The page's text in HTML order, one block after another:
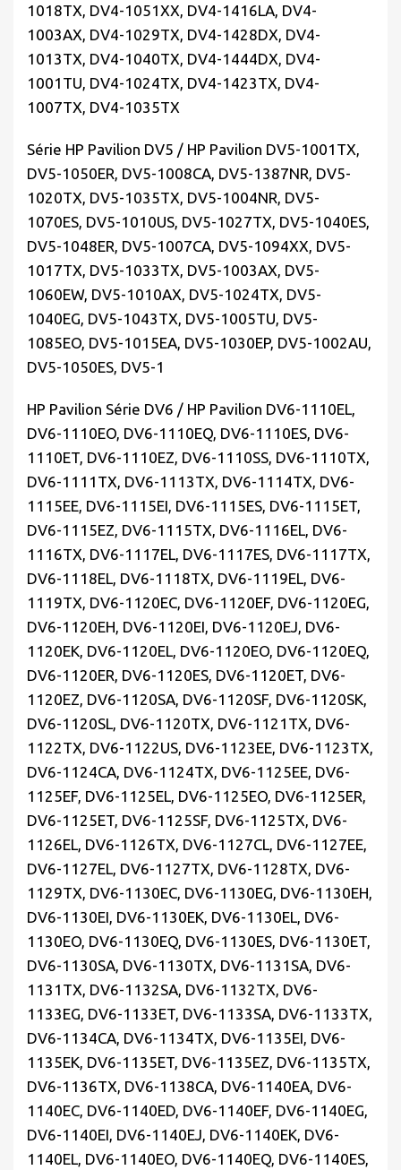
1018TX, DV4-1051XX, DV4-1416LA, DV4-
1003AX, DV4-1029TX, DV4-1428DX, DV4-
1013TX, DV4-1040TX, DV4-1444DX, DV4-
1001TU, DV4-1024TX, DV4-1423TX, DV4-
1007TX, DV4-1035TX
Série HP Pavilion DV5 / HP Pavilion DV5-1001TX,
DV5-1050ER, DV5-1008CA, DV5-1387NR, DV5-
1020TX, DV5-1035TX, DV5-1004NR, DV5-
1070ES, DV5-1010US, DV5-1027TX, DV5-1040ES,
DV5-1048ER, DV5-1007CA, DV5-1094XX, DV5-
1017TX, DV5-1033TX, DV5-1003AX, DV5-
1060EW, DV5-1010AX, DV5-1024TX, DV5-
1040EG, DV5-1043TX, DV5-1005TU, DV5-
1085EO, DV5-1015EA, DV5-1030EP, DV5-1002AU,
DV5-1050ES, DV5-1
HP Pavilion Série DV6 / HP Pavilion DV6-1110EL,
DV6-1110EO, DV6-1110EQ, DV6-1110ES, DV6-
1110ET, DV6-1110EZ, DV6-1110SS, DV6-1110TX,
DV6-1111TX, DV6-1113TX, DV6-1114TX, DV6-
1115EE, DV6-1115EI, DV6-1115ES, DV6-1115ET,
DV6-1115EZ, DV6-1115TX, DV6-1116EL, DV6-
1116TX, DV6-1117EL, DV6-1117ES, DV6-1117TX,
DV6-1118EL, DV6-1118TX, DV6-1119EL, DV6-
1119TX, DV6-1120EC, DV6-1120EF, DV6-1120EG,
DV6-1120EH, DV6-1120EI, DV6-1120EJ, DV6-
1120EK, DV6-1120EL, DV6-1120EO, DV6-1120EQ,
DV6-1120ER, DV6-1120ES, DV6-1120ET, DV6-
1120EZ, DV6-1120SA, DV6-1120SF, DV6-1120SK,
DV6-1120SL, DV6-1120TX, DV6-1121TX, DV6-
1122TX, DV6-1122US, DV6-1123EE, DV6-1123TX,
DV6-1124CA, DV6-1124TX, DV6-1125EE, DV6-
1125EF, DV6-1125EL, DV6-1125EO, DV6-1125ER,
DV6-1125ET, DV6-1125SF, DV6-1125TX, DV6-
1126EL, DV6-1126TX, DV6-1127CL, DV6-1127EE,
DV6-1127EL, DV6-1127TX, DV6-1128TX, DV6-
1129TX, DV6-1130EC, DV6-1130EG, DV6-1130EH,
DV6-1130EI, DV6-1130EK, DV6-1130EL, DV6-
1130EO, DV6-1130EQ, DV6-1130ES, DV6-1130ET,
DV6-1130SA, DV6-1130TX, DV6-1131SA, DV6-
1131TX, DV6-1132SA, DV6-1132TX, DV6-
1133EG, DV6-1133ET, DV6-1133SA, DV6-1133TX,
DV6-1134CA, DV6-1134TX, DV6-1135EI, DV6-
1135EK, DV6-1135ET, DV6-1135EZ, DV6-1135TX,
DV6-1136TX, DV6-1138CA, DV6-1140EA, DV6-
1140EC, DV6-1140ED, DV6-1140EF, DV6-1140EG,
DV6-1140EI, DV6-1140EJ, DV6-1140EK, DV6-
1140EL, DV6-1140EO, DV6-1140EQ, DV6-1140ES,